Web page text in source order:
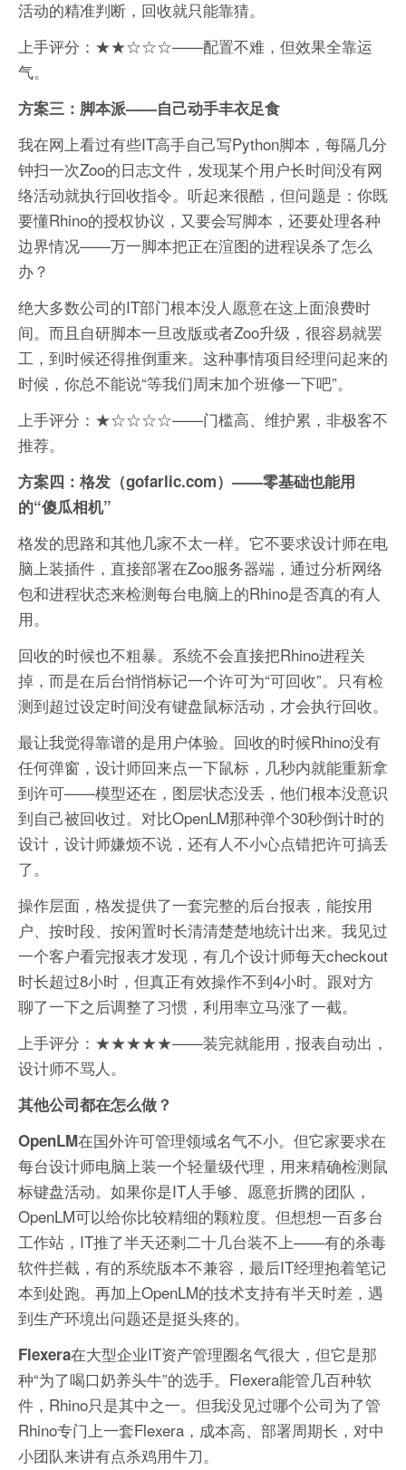
活动的精准判断，回收就只能靠猜。
上手评分：★★☆☆☆——配置不难，但效果全靠运
气。
方案三：脚本派——自己动手丰衣足食
我在网上看过有些IT高手自己写Python脚本，每隔几分
钟扫一次Zoo的日志文件，发现某个用户长时间没有网
络活动就执行回收指令。听起来很酷，但问题是：你既
要懂Rhino的授权协议，又要会写脚本，还要处理各种
边界情况——万一脚本把正在渲图的进程误杀了怎么
办？
绝大多数公司的IT部门根本没人愿意在这上面浪费时
间。而且自研脚本一旦改版或者Zoo升级，很容易就罢
工，到时候还得推倒重来。这种事情项目经理问起来的
时候，你总不能说“等我们周末加个班修一下吧”。
上手评分：★☆☆☆☆——门槛高、维护累，非极客不
推荐。
方案四：格发（gofarlic.com）——零基础也能用
的“傻瓜相机”
格发的思路和其他几家不太一样。它不要求设计师在电
脑上装插件，直接部署在Zoo服务器端，通过分析网络
包和进程状态来检测每台电脑上的Rhino是否真的有人
用。
回收的时候也不粗暴。系统不会直接把Rhino进程关
掉，而是在后台悄悄标记一个许可为“可回收”。只有检
测到超过设定时间没有键盘鼠标活动，才会执行回收。
最让我觉得靠谱的是用户体验。回收的时候Rhino没有
任何弹窗，设计师回来点一下鼠标，几秒内就能重新拿
到许可——模型还在，图层状态没丢，他们根本没意识
到自己被回收过。对比OpenLM那种弹个30秒倒计时的
设计，设计师嫌烦不说，还有人不小心点错把许可搞丢
了。
操作层面，格发提供了一套完整的后台报表，能按用
户、按时段、按闲置时长清清楚楚地统计出来。我见过
一个客户看完报表才发现，有几个设计师每天checkout
时长超过8小时，但真正有效操作不到4小时。跟对方
聊了一下之后调整了习惯，利用率立马涨了一截。
上手评分：★★★★★——装完就能用，报表自动出，
设计师不骂人。
其他公司都在怎么做？
OpenLM在国外许可管理领域名气不小。但它家要求在
每台设计师电脑上装一个轻量级代理，用来精确检测鼠
标键盘活动。如果你是IT人手够、愿意折腾的团队，
OpenLM可以给你比较精细的颗粒度。但想想一百多台
工作站，IT推了半天还剩二十几台装不上——有的杀毒
软件拦截，有的系统版本不兼容，最后IT经理抱着笔记
本到处跑。再加上OpenLM的技术支持有半天时差，遇
到生产环境出问题还是挺头疼的。
Flexera在大型企业IT资产管理圈名气很大，但它是那
种“为了喝口奶养头牛”的选手。Flexera能管几百种软
件，Rhino只是其中之一。但我没见过哪个公司为了管
Rhino专门上一套Flexera，成本高、部署周期长，对中
小团队来讲有点杀鸡用牛刀。